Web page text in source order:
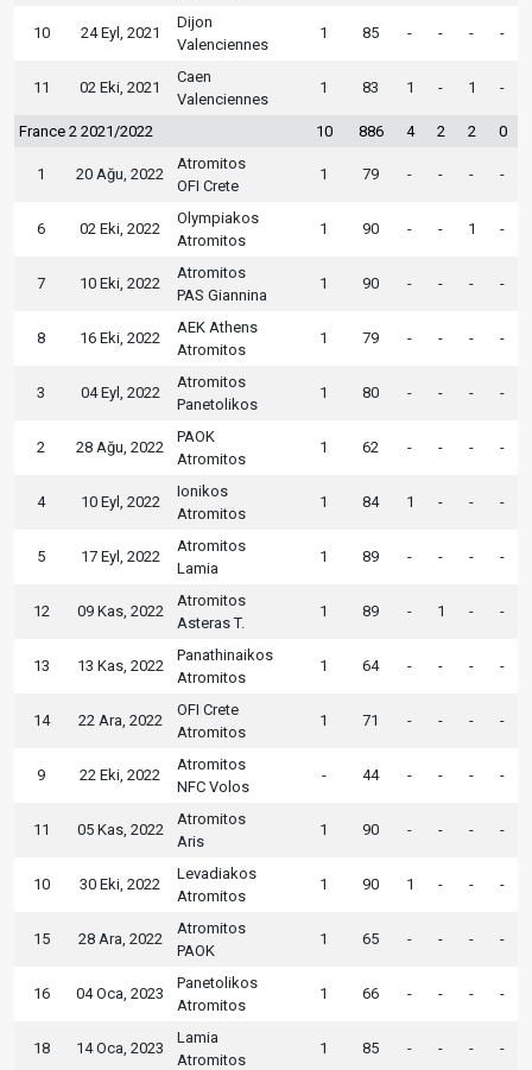
10 24 Eyl, 2021
Dijon
Valenciennes
1 85 - - - -
11 02 Eki, 2021
Caen
Valenciennes
1 83 1 - 1 -
France 2 2021/2022 10 886 4 2 2 0
1 20 Ağu, 2022
Atromitos
OFI Crete
1 79 - - - -
6 02 Eki, 2022
Olympiakos
Atromitos
1 90 - - 1 -
7 10 Eki, 2022
Atromitos
PAS Giannina
1 90 - - - -
8 16 Eki, 2022
AEK Athens
Atromitos
1 79 - - - -
3 04 Eyl, 2022
Atromitos
Panetolikos
1 80 - - - -
2 28 Ağu, 2022
PAOK
Atromitos
1 62 - - - -
4 10 Eyl, 2022
Ionikos
Atromitos
1 84 1 - - -
5 17 Eyl, 2022
Atromitos
Lamia
1 89 - - - -
12 09 Kas, 2022
Atromitos
Asteras T.
1 89 - 1 - -
13 13 Kas, 2022
Panathinaikos
Atromitos
1 64 - - - -
14 22 Ara, 2022
OFI Crete
Atromitos
1 71 - - - -
9 22 Eki, 2022
Atromitos
NFC Volos
- 44 - - - -
11 05 Kas, 2022
Atromitos
Aris
1 90 - - - -
10 30 Eki, 2022
Levadiakos
Atromitos
1 90 1 - - -
15 28 Ara, 2022
Atromitos
PAOK
1 65 - - - -
16 04 Oca, 2023
Panetolikos
Atromitos
1 66 - - - -
18 14 Oca, 2023
Lamia
Atromitos
1 85 - - - -